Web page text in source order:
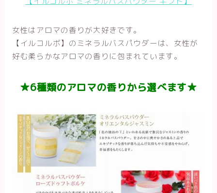
女性はアロマの香りが大好きです。
【イルコルボ】のミネラルバスパウダーは、女性が
好む柔らかなアロマの香りに包まれています。
★6種類のアロマの香りから選べます★